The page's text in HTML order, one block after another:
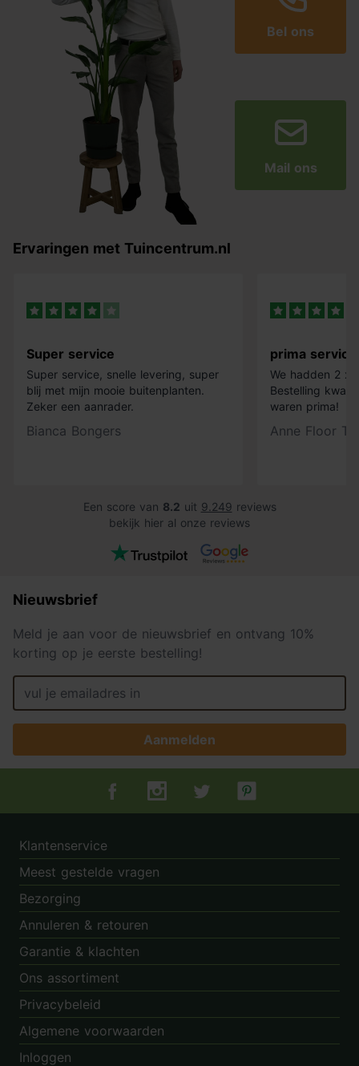
Bel ons
Mail ons
Ervaringen met Tuincentrum.nl
Super service
Super service, snelle levering, super
blij met mijn mooie buitenplanten.
Zeker een aanrader.
Bianca Bongers
prima service
We hadden 2 x
Bestelling
waren prima!
Anne Floor
Een score van 8.2 uit 9.249 reviews
bekijk hier al onze reviews
Nieuwsbrief
Meld je aan voor de nieuwsbrief en ontvang 10%
korting op je eerste bestelling!
Aanmelden
Tuincentrum.nl op Facebook
Tuincentrum.nl op Instagram
Tuincentrum.nl op Twitter
Tuincentrum.nl op
Klantenservice
Meest gestelde vragen
Bezorging
Annuleren & retouren
Garantie & klachten
Ons assortiment
Privacybeleid
Algemene voorwaarden
Inloggen